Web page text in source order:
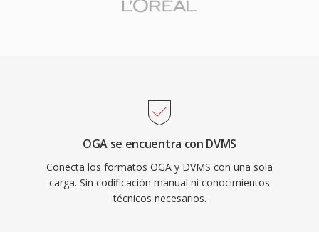
OGA se encuentra con DVMS
Conecta los formatos OGA y DVMS con una sola
carga. Sin codificación manual ni conocimientos
técnicos necesarios.